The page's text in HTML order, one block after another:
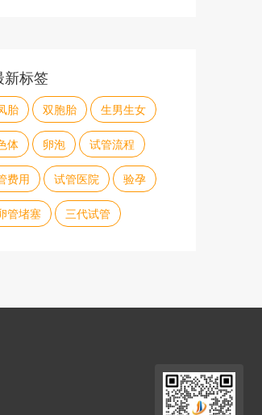
新标签
胎 双胞胎 生男生女
体 卵泡 试管流程
费用 试管医院 验孕
管堵塞 三代试管